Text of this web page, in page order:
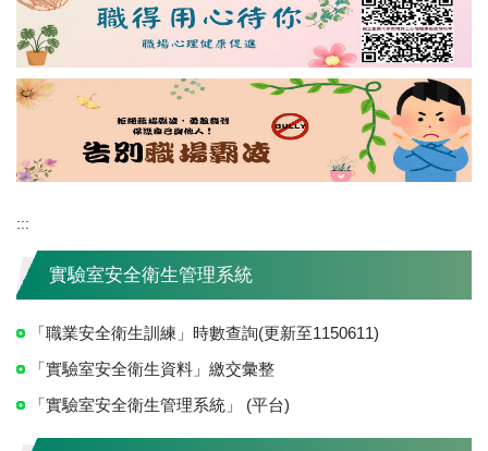
:::
實驗室安全衛生管理系統
「職業安全衛生訓練」時數查詢(更新至1150611)
「實驗室安全衛生資料」繳交彙整
「實驗室安全衛生管理系統」 (平台)